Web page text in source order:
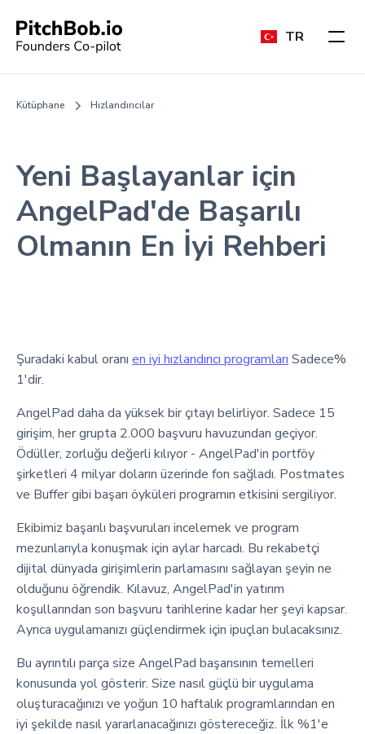
TR
Kütüphane Hızlandırıcılar
Yeni Başlayanlar için
AngelPad'de Başarılı
Olmanın En İyi Rehberi
Şuradaki kabul oranı en iyi hızlandırıcı programları Sadece%
1'dir.
AngelPad daha da yüksek bir çıtayı belirliyor. Sadece 15
girişim, her grupta 2.000 başvuru havuzundan geçiyor.
Ödüller, zorluğu değerli kılıyor - AngelPad'in portföy
şirketleri 4 milyar doların üzerinde fon sağladı. Postmates
ve Buffer gibi başarı öyküleri programın etkisini sergiliyor.
Ekibimiz başarılı başvuruları incelemek ve program
mezunlarıyla konuşmak için aylar harcadı. Bu rekabetçi
dijital dünyada girişimlerin parlamasını sağlayan şeyin ne
olduğunu öğrendik. Kılavuz, AngelPad'in yatırım
koşullarından son başvuru tarihlerine kadar her şeyi kapsar.
Ayrıca uygulamanızı güçlendirmek için ipuçları bulacaksınız.
Bu ayrıntılı parça size AngelPad başarısının temelleri
konusunda yol gösterir. Size nasıl güçlü bir uygulama
oluşturacağınızı ve yoğun 10 haftalık programlarından en
iyi şekilde nasıl yararlanacağınızı göstereceğiz. İlk %1'e